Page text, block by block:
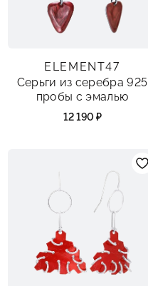
ELEMENT47
Серьги из серебра 925
пробы с эмалью
12 190 ₽